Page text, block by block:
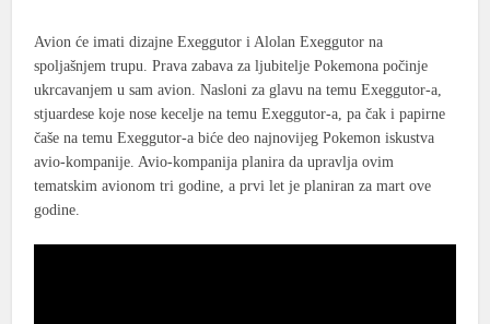
Avion će imati dizajne Exeggutor i Alolan Exeggutor na
spoljašnjem trupu. Prava zabava za ljubitelje Pokemona počinje
ukrcavanjem u sam avion. Nasloni za glavu na temu Exeggutor-a,
stjuardese koje nose kecelje na temu Exeggutor-a, pa čak i papirne
čaše na temu Exeggutor-a biće deo najnovijeg Pokemon iskustva
avio-kompanije. Avio-kompanija planira da upravlja ovim
tematskim avionom tri godine, a prvi let je planiran za mart ove
godine.